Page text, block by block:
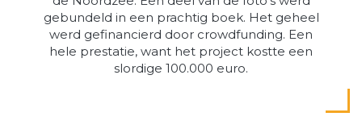
gebundeld in een prachtig boek. Het geheel
werd gefinancierd door crowdfunding. Een
hele prestatie, want het project kostte een
slordige 100.000 euro.